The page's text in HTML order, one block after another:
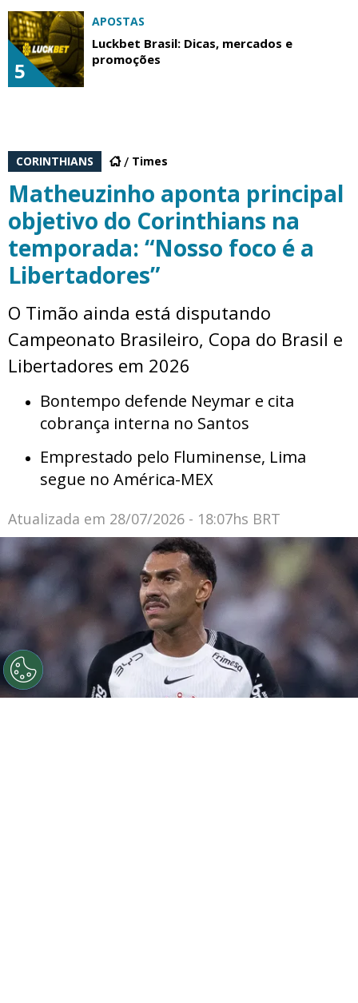
5
APOSTAS
Luckbet Brasil: Dicas, mercados e
promoções
CORINTHIANS Times
Matheuzinho aponta principal
objetivo do Corinthians na
temporada: “Nosso foco é a
Libertadores”
O Timão ainda está disputando
Campeonato Brasileiro, Copa do Brasil e
Libertadores em 2026
Bontempo defende Neymar e cita
cobrança interna no Santos
Emprestado pelo Fluminense, Lima
segue no América-MEX
Atualizada em 28/07/2026 - 18:07hs BRT